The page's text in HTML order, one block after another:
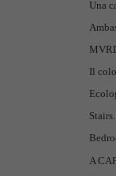
Una
Il
A